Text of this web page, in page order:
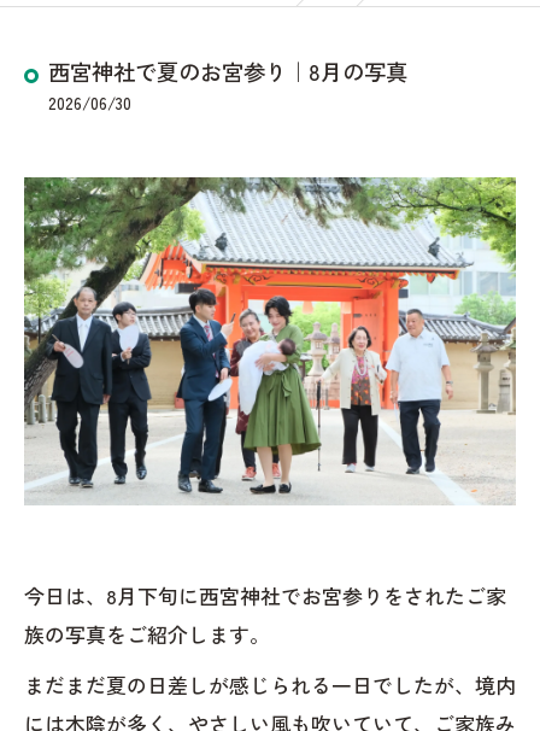
西宮神社で夏のお宮参り｜8月の写真
2026/06/30
今日は、8月下旬に西宮神社でお宮参りをされたご家
族の写真をご紹介します。
まだまだ夏の日差しが感じられる一日でしたが、境内
には木陰が多く、やさしい風も吹いていて、ご家族み